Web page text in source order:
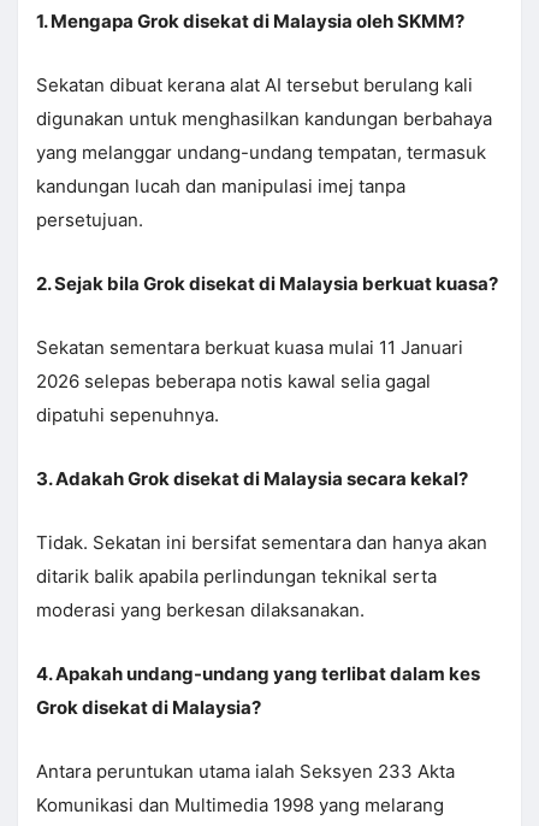
1. Mengapa Grok disekat di Malaysia oleh SKMM?
Sekatan dibuat kerana alat AI tersebut berulang kali
digunakan untuk menghasilkan kandungan berbahaya
yang melanggar undang-undang tempatan, termasuk
kandungan lucah dan manipulasi imej tanpa
persetujuan.
2. Sejak bila Grok disekat di Malaysia berkuat kuasa?
Sekatan sementara berkuat kuasa mulai 11 Januari
2026 selepas beberapa notis kawal selia gagal
dipatuhi sepenuhnya.
3. Adakah Grok disekat di Malaysia secara kekal?
Tidak. Sekatan ini bersifat sementara dan hanya akan
ditarik balik apabila perlindungan teknikal serta
moderasi yang berkesan dilaksanakan.
4. Apakah undang-undang yang terlibat dalam kes
Grok disekat di Malaysia?
Antara peruntukan utama ialah Seksyen 233 Akta
Komunikasi dan Multimedia 1998 yang melarang